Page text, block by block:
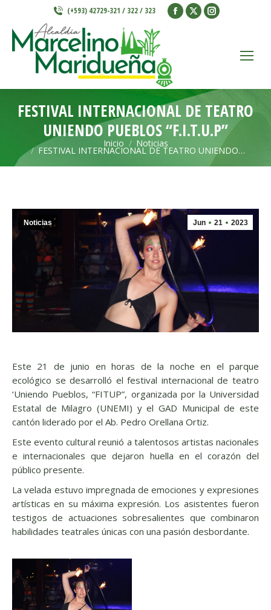
(+593) 42729-321 / 322 / 323
Facebook
window
X
window
Instagram
window
FESTIVAL INTERNACIONAL DE TEATRO
UNIENDO PUEBLOS “F.I.T.U.P”
Estás aquí: Inicio Noticias
FESTIVAL INTERNACIONAL DE TEATRO UNIENDO…
Jun 21 2023
Noticias
Este 21 de junio en horas de la noche en el parque
ecológico se desarrolló el festival internacional de teatro
‘Uniendo Pueblos, “FITUP”, organizada por la Universidad
Estatal de Milagro (UNEMI) y el GAD Municipal de este
cantón liderado por el Ab. Pedro Orellana Ortiz.
Este evento cultural reunió a talentosos artistas nacionales
e internacionales que dejaron huella en el corazón del
público presente.
La velada estuvo impregnada de emociones y expresiones
artísticas en su máxima expresión. Los asistentes fueron
testigos de actuaciones sobresalientes que combinaron
habilidades teatrales únicas con una pasión desbordante.